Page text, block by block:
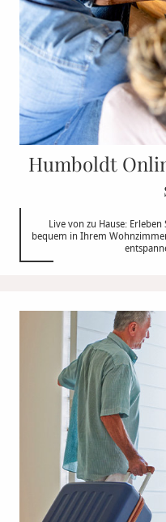
Humboldt
Live von zu Hause:
bequem in Ihrem